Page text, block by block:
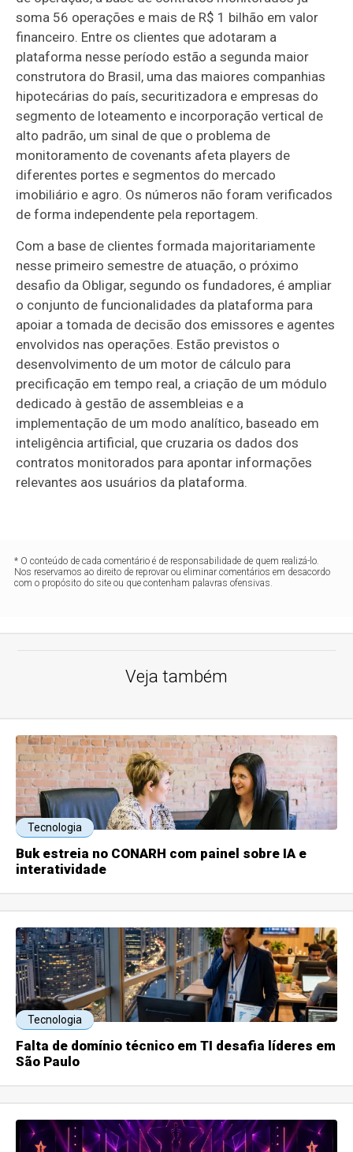
soma 56 operações e mais de R$ 1 bilhão em valor
financeiro. Entre os clientes que adotaram a
plataforma nesse período estão a segunda maior
construtora do Brasil, uma das maiores companhias
hipotecárias do país, securitizadora e empresas do
segmento de loteamento e incorporação vertical de
alto padrão, um sinal de que o problema de
monitoramento de covenants afeta players de
diferentes portes e segmentos do mercado
imobiliário e agro. Os números não foram verificados
de forma independente pela reportagem.
Com a base de clientes formada majoritariamente
nesse primeiro semestre de atuação, o próximo
desafio da Obligar, segundo os fundadores, é ampliar
o conjunto de funcionalidades da plataforma para
apoiar a tomada de decisão dos emissores e agentes
envolvidos nas operações. Estão previstos o
desenvolvimento de um motor de cálculo para
precificação em tempo real, a criação de um módulo
dedicado à gestão de assembleias e a
implementação de um modo analítico, baseado em
inteligência artificial, que cruzaria os dados dos
contratos monitorados para apontar informações
relevantes aos usuários da plataforma.
* O conteúdo de cada comentário é de responsabilidade de quem realizá-lo.
Nos reservamos ao direito de reprovar ou eliminar comentários em desacordo
com o propósito do site ou que contenham palavras ofensivas.
Veja também
Tecnologia
Buk estreia no CONARH com painel sobre IA e
interatividade
Tecnologia
Falta de domínio técnico em TI desafia líderes em
São Paulo